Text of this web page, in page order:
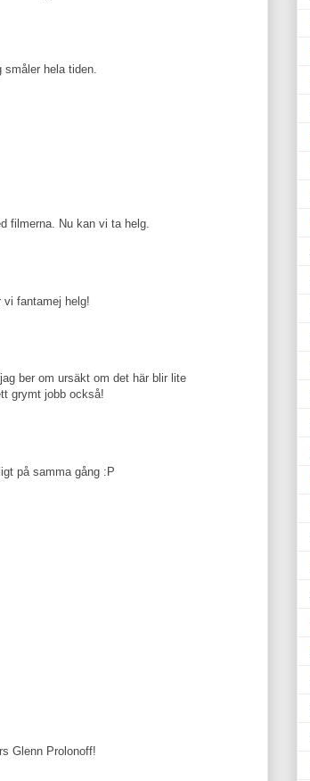
småler hela tiden.
filmerna. Nu kan vi ta helg.
vi fantamej helg!
ber om ursäkt om det här blir lite
grymt jobb också!
på samma gång :P
Glenn Prolonoff!